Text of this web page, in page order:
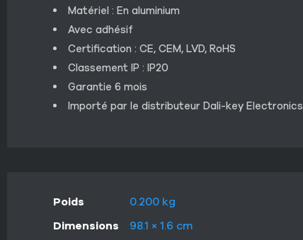
Matériel : En aluminium
Avec adhésif
Certification : CE, CEM, LVD, RoHS
Classement IP : IP20
Garantie 6 mois
Importé par le distributeur Dali-key Electronics
Poids
0.200 kg
Dimensions
98.1 × 1.6 cm